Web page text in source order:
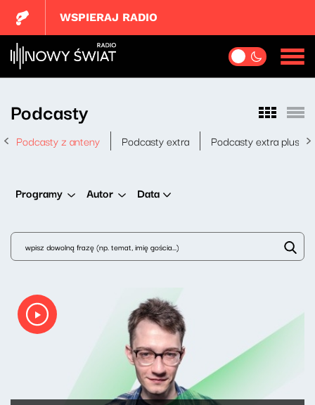
WSPIERAJ RADIO
Podcasty
Podcasty z anteny Podcasty extra Podcasty extra plus
Programy Autor Data